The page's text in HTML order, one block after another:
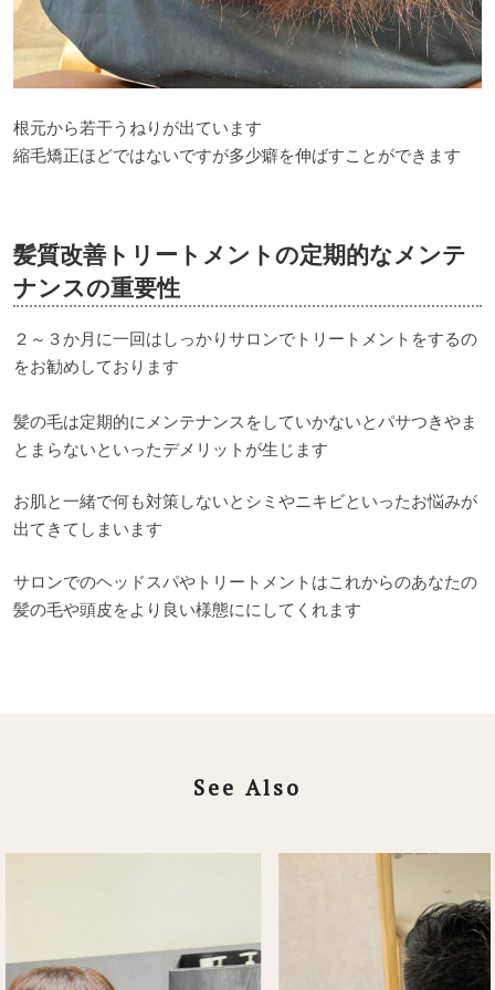
根元から若干うねりが出ています
縮毛矯正ほどではないですが多少癖を伸ばすことができます
髪質改善トリートメントの定期的なメンテ
ナンスの重要性
２～３か月に一回はしっかりサロンでトリートメントをするの
をお勧めしております
髪の毛は定期的にメンテナンスをしていかないとパサつきやま
とまらないといったデメリットが生じます
お肌と一緒で何も対策しないとシミやニキビといったお悩みが
出てきてしまいます
サロンでのヘッドスパやトリートメントはこれからのあなたの
髪の毛や頭皮をより良い様態ににしてくれます
See Also